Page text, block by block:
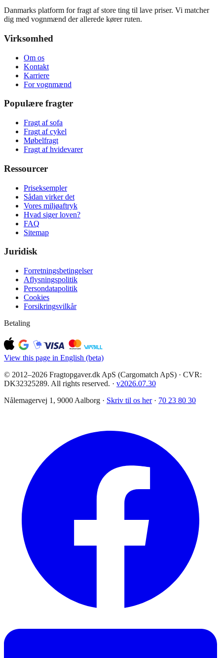
Danmarks platform for fragt af store ting til lave priser. Vi matcher
dig med vognmænd der allerede kører ruten.
Virksomhed
Om os
Kontakt
Karriere
For vognmænd
Populære fragter
Fragt af sofa
Fragt af cykel
Møbelfragt
Fragt af hvidevarer
Ressourcer
Priseksempler
Sådan virker det
Vores miljøaftryk
Hvad siger loven?
FAQ
Sitemap
Juridisk
Forretningsbetingelser
Aflysningspolitik
Persondatapolitik
Cookies
Forsikringsvilkår
Betaling
View this page in English (beta)
© 2012–2026 Fragtopgaver.dk ApS (Cargomatch ApS) · CVR:
DK32325289. All rights reserved. · v2026.07.30
Nålemagervej 1, 9000 Aalborg · Skriv til os her · 70 23 80 30